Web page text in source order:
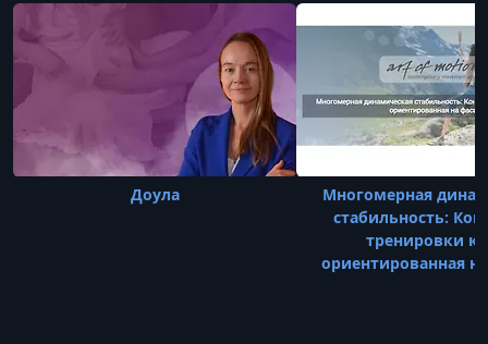
Доула
Многомерная
стабильность:
тренировки
ориентированная